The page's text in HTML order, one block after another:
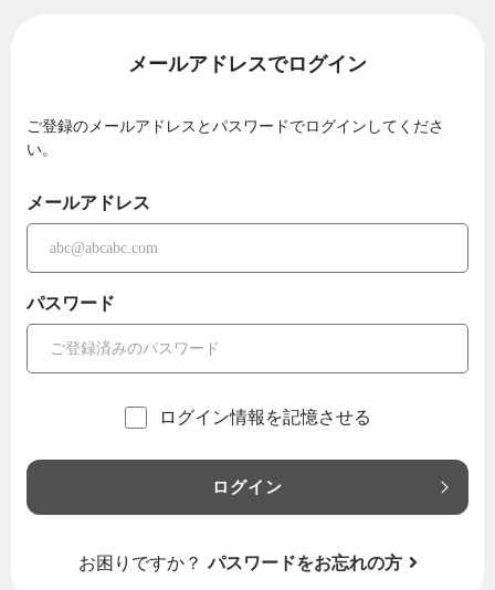
メールアドレスでログイン
ご登録のメールアドレスとパスワードでログインしてくださ
い。
メールアドレス
パスワード
ログイン情報を記憶させる
ログイン
お困りですか？ パスワードをお忘れの方